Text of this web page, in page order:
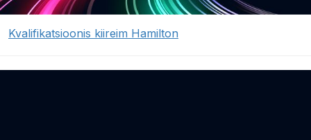
Kvalifikatsioonis kiireim Hamilton